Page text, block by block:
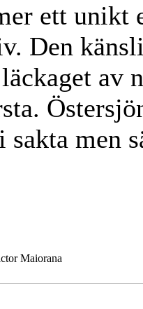
ett unikt
Den
av
men
Maiorana